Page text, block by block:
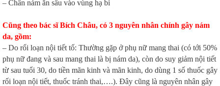
– Chân nám ăn sâu vào vùng hạ bì
Cũng theo bác sĩ Bích Châu, có 3 nguyên nhân chính gây nám
da, gồm:
– Do rối loạn nội tiết tố: Thường gặp ở phụ nữ mang thai (có tới 50%
phụ nữ đang và sau mang thai là bị nám da), còn do suy giảm nội tiết
từ sau tuổi 30, do tiền mãn kinh và mãn kinh, do dùng 1 số thuốc gây
rối loạn nội tiết, thuốc tránh thai,….). Đây cũng là nguyên nhân gây